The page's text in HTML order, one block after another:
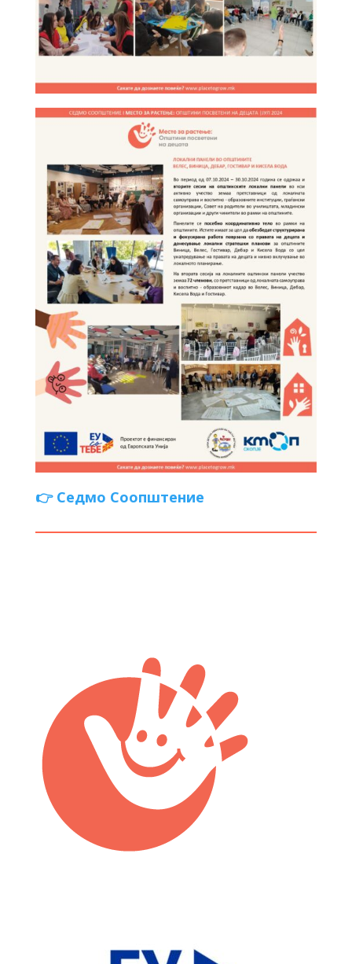
👉 Седмо Соопштение